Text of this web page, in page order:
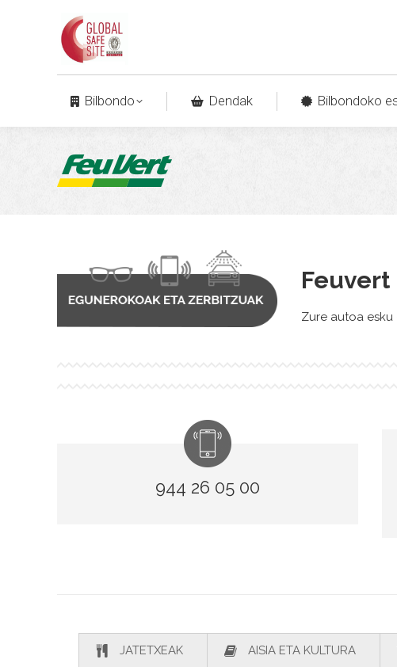
Bilbondo Dendak Bilbondoko
Feuvert
Zure autoa
944 26 05 00
JATETXEAK AISIA ETA KULTURA